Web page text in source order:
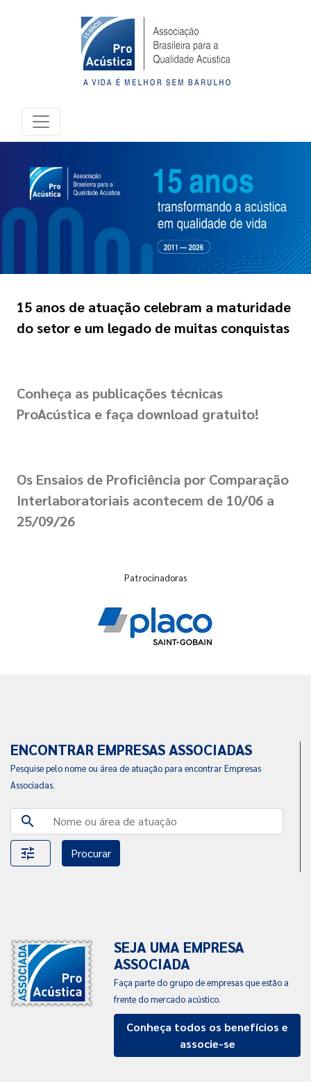
15 anos de atuação celebram a maturidade
do setor e um legado de muitas conquistas
Conheça as publicações técnicas
ProAcústica e faça download gratuito!
Os Ensaios de Proficiência por Comparação
Interlaboratoriais acontecem de 10/06 a
25/09/26
Patrocinadoras
ENCONTRAR EMPRESAS ASSOCIADAS
Pesquise pelo nome ou área de atuação para encontrar Empresas
Associadas.
search
tune
Procurar
SEJA UMA EMPRESA
ASSOCIADA
Faça parte do grupo de empresas que estão a
frente do mercado acústico.
Conheça todos os benefícios e
associe-se